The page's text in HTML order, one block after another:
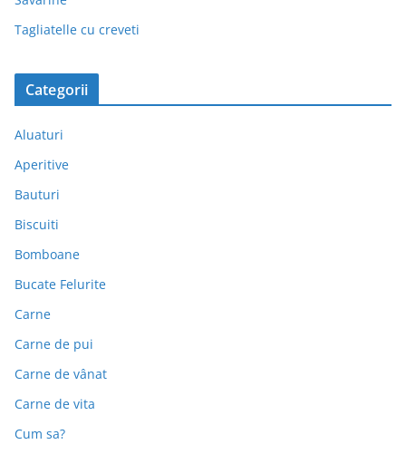
Tagliatelle cu creveti
Categorii
Aluaturi
Aperitive
Bauturi
Biscuiti
Bomboane
Bucate Felurite
Carne
Carne de pui
Carne de vânat
Carne de vita
Cum sa?